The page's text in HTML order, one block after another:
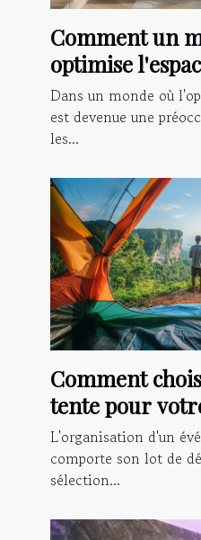
Comment un
optimise
logements
Dans un monde où
est devenue une
les...
Comment
tente pour
événement
L'organisation d'un
comporte son lot de
sélection...